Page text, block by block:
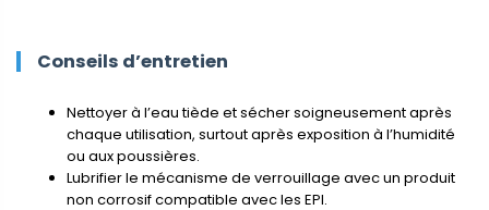
Conseils d’entretien
Nettoyer à l’eau tiède et sécher soigneusement après
chaque utilisation, surtout après exposition à l’humidité
ou aux poussières.
Lubrifier le mécanisme de verrouillage avec un produit
non corrosif compatible avec les EPI.